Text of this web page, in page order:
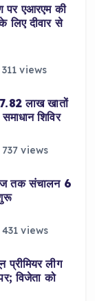
पर एआरएम की
लिए दीवार से
311 views
लाख खातों
शिविर
737 views
तक संचालन 6
431 views
लीग
विजेता को